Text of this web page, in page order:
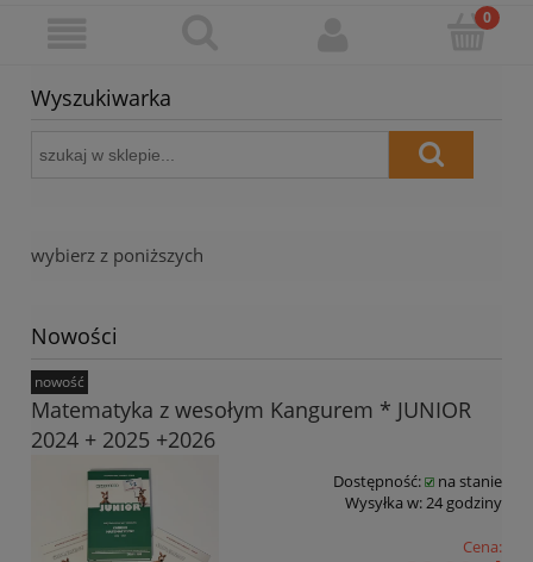
Wyszukiwarka
wybierz z poniższych
Nowości
Matematyka z wesołym Kangurem * JUNIOR
2024 + 2025 +2026
Dostępność:
na stanie
Wysyłka w: 24 godziny
Cena:
nowość